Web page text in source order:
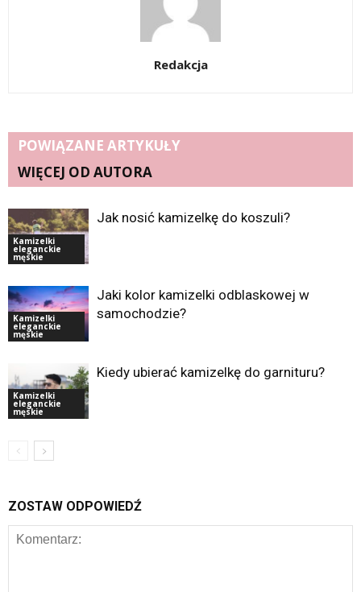
Redakcja
POWIĄZANE ARTYKUŁY
WIĘCEJ OD AUTORA
Kamizelki
eleganckie
męskie
Jak nosić kamizelkę do koszuli?
Kamizelki
eleganckie
męskie
Jaki kolor kamizelki odblaskowej w
samochodzie?
Kamizelki
eleganckie
męskie
Kiedy ubierać kamizelkę do garnituru?
ZOSTAW ODPOWIEDŹ